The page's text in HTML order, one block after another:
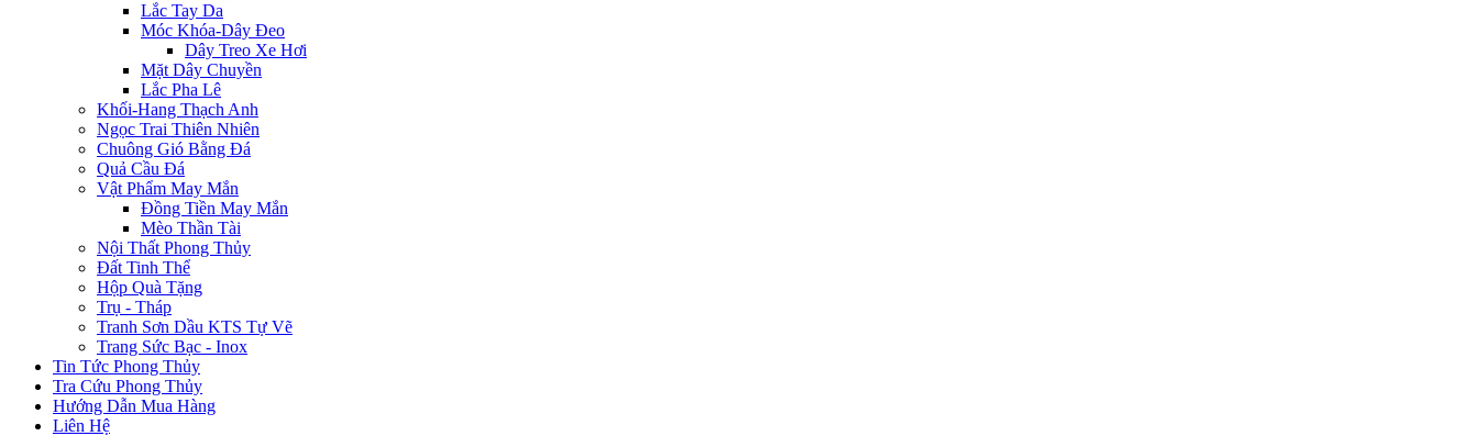
Lắc Tay Da
Móc Khóa-Dây Đeo
Dây Treo Xe Hơi
Mặt Dây Chuyền
Lắc Pha Lê
Khối-Hang Thạch Anh
Ngọc Trai Thiên Nhiên
Chuông Gió Bằng Đá
Quả Cầu Đá
Vật Phẩm May Mắn
Đồng Tiền May Mắn
Mèo Thần Tài
Nội Thất Phong Thủy
Đất Tinh Thể
Hộp Quà Tặng
Trụ - Tháp
Tranh Sơn Dầu KTS Tự Vẽ
Trang Sức Bạc - Inox
Tin Tức Phong Thủy
Tra Cứu Phong Thủy
Hướng Dẫn Mua Hàng
Liên Hệ